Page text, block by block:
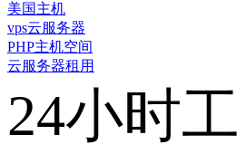
美国主机
vps云服务器
PHP主机空间
云服务器租用
24小时